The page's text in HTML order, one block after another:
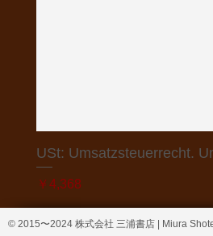
USt: Umsatzsteuerrecht.
価格
￥4,368
© 2015〜2024 株式会社 三浦書店 | Miura